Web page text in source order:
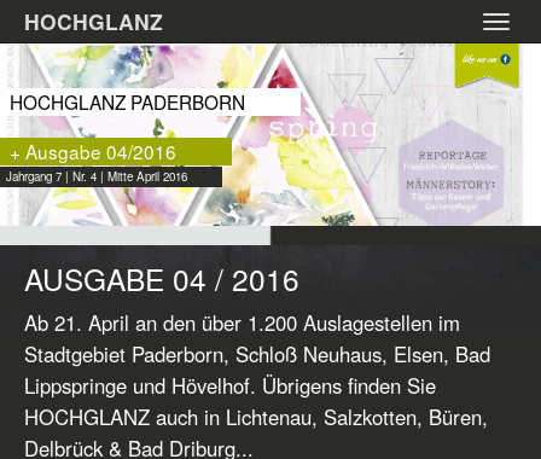
Zum
Hauptinhalt
springen
HOCHGLANZ
HOCHGLANZ PADERBORN
+ Ausgabe 04/2016
Jahrgang 7 | Nr. 4 | Mitte April 2016
AUSGABE 04 / 2016
Ab 21. April an den über 1.200 Auslagestellen im
Stadtgebiet Paderborn, Schloß Neuhaus, Elsen, Bad
Lippspringe und Hövelhof. Übrigens finden Sie
HOCHGLANZ auch in Lichtenau, Salzkotten, Büren,
Delbrück & Bad Driburg...